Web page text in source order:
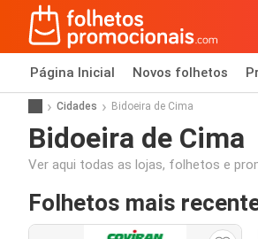
Página Inicial Novos folhetos
Cidades Bidoeira de Cima
Bidoeira de Cima
Ver aqui todas as lojas, folhetos e
Folhetos mais